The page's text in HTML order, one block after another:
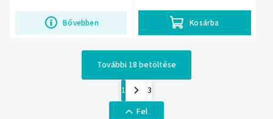
Bővebben Kosárba
További 18 betöltése
1
3
Fel